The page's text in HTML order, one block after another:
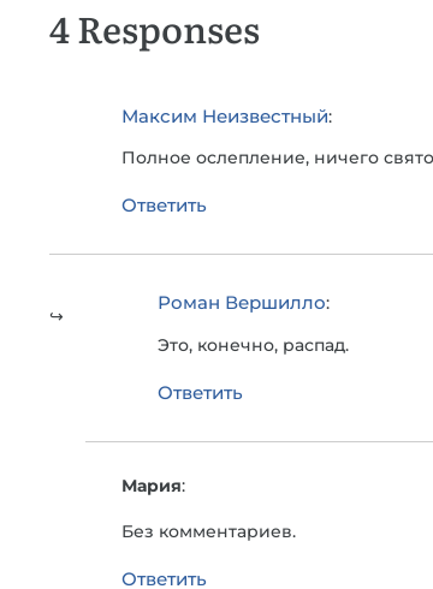
4 Responses
Максим Неизвестный:
Полное ослепление, ничего
Ответить
Роман Вершилло:
Это, конечно, распад.
Ответить
Мария:
Без комментариев.
Ответить